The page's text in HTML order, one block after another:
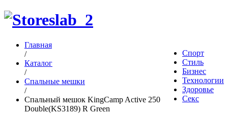
Спорт
Стиль
Бизнес
Технологии
Здоровье
Секс
Главная
/
Каталог
/
Спальные мешки
/
Спальный мешок KingCamp Active 250
Double(KS3189) R Green